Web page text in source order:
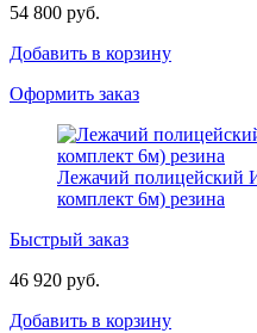
54 800 руб.
Добавить в корзину
Оформить заказ
Лежачий полицейский
комплект 6м) резина
Быстрый заказ
46 920 руб.
Добавить в корзину